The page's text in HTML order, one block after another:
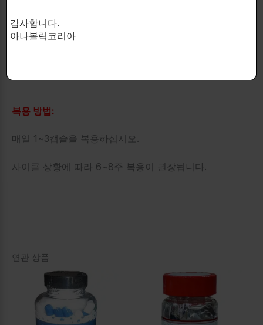
Hexadrone은 처음 근매스증가화합물을 시작할때 사용
복용 방법:
매일 1~3캡슐을 복용하십시오.
사이클 상황에 따라 6~8주 복용이 권장됩니다.
연관 상품
감사합니다.
아나볼릭코리아